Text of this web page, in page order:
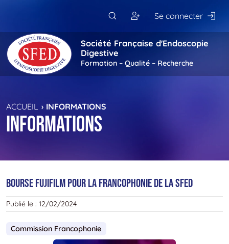
Se connecter
Société Française d'Endoscopie
Digestive
Formation – Qualité – Recherche
ACCUEIL INFORMATIONS
Informations
Bourse Fujifilm pour la Francophonie de la SFED
Publié le : 12/02/2024
Commission Francophonie